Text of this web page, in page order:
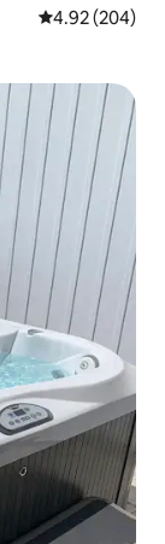
從 204 則評價
4.92 (204)